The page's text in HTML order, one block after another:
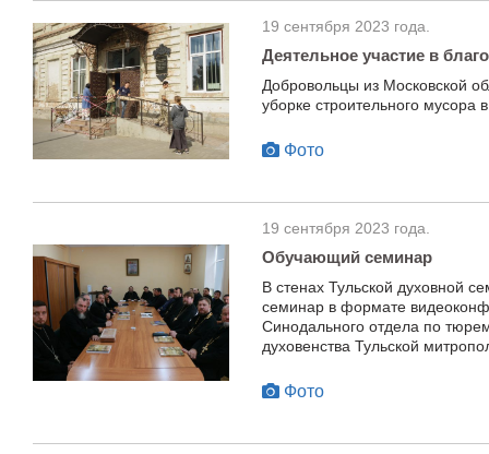
19 сентября 2023 года.
Деятельное участие в
Добровольцы из Московской
уборке строительного
Фото
19 сентября 2023 года.
Обучающий семинар
В стенах Тульской духовной
семинар в формате
Синодального отдела по
духовенства Тульской
Фото